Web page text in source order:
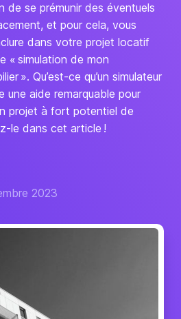
de se prémunir des éventuels
et pour cela, vous
dans votre projet locatif
« simulation de mon
». Qu’est-ce qu’un simulateur
une aide remarquable pour
projet à fort potentiel de
le dans cet article !
2023